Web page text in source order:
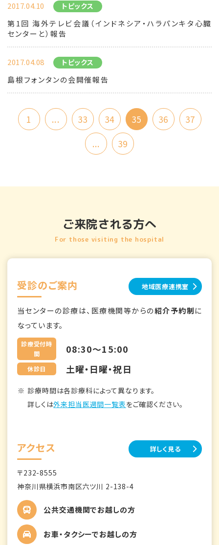
2017.04.10 トピックス
第1回 海外テレビ会議（インドネシア・ハラパンキタ心臓
センターと）報告
2017.04.08 トピックス
島根フォンタンの会開催報告
1 ... 33 34 35 36
37
...
39
ご来院される方へ
For those visiting the hospital
受診のご案内 地域医療連携室
当センターの診療は、医療機関等からの紹介予約制に
なっています。
診療受付時
間
08:30～15:00
休診日 土曜・日曜・祝日
診療時間は各診療科によって異なります。
詳しくは外来担当医週間一覧表をご確認ください。
アクセス 詳しく見る
〒232-8555
神奈川県横浜市南区六ツ川 2-138-4
公共交通機関でお越しの方
お車・タクシーでお越しの方